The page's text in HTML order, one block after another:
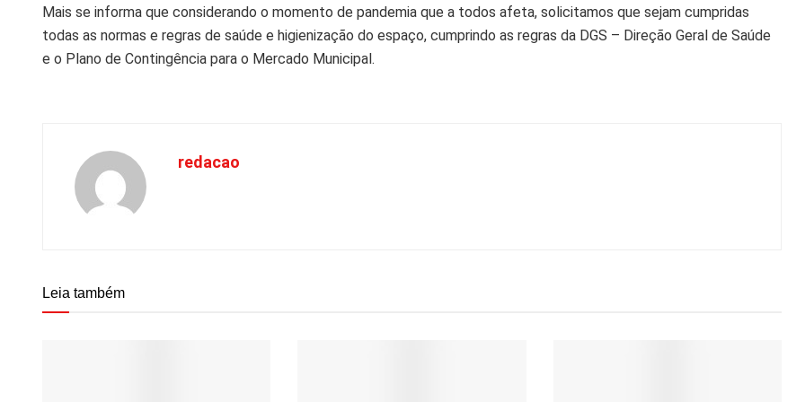
Mais se informa que considerando o momento de pandemia que a todos afeta, solicitamos que sejam cumpridas
todas as normas e regras de saúde e higienização do espaço, cumprindo as regras da DGS – Direção Geral de Saúde
e o Plano de Contingência para o Mercado Municipal.
redacao
Leia também